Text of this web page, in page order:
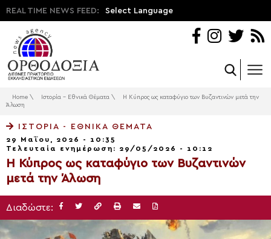
REAL TIME NEWS FEED: Select Language
Home \ Ιστορία - Εθνικά Θέματα \
Η Κύπρος ως καταφύγιο των Βυζαντινών μετά την
Άλωση
ΙΣΤΟΡΊΑ - ΕΘΝΙΚΆ ΘΈΜΑΤΑ
29 Μαΐου, 2026 - 10:35
Τελευταία ενημέρωση: 29/05/2026 - 10:12
Η Κύπρος ως καταφύγιο των Βυζαντινών
μετά την Άλωση
Διαδώστε: